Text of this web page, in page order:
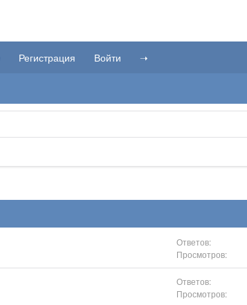
Регистрация Войти ➝